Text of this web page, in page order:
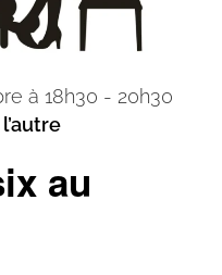
au
à 18h30 - 20h30